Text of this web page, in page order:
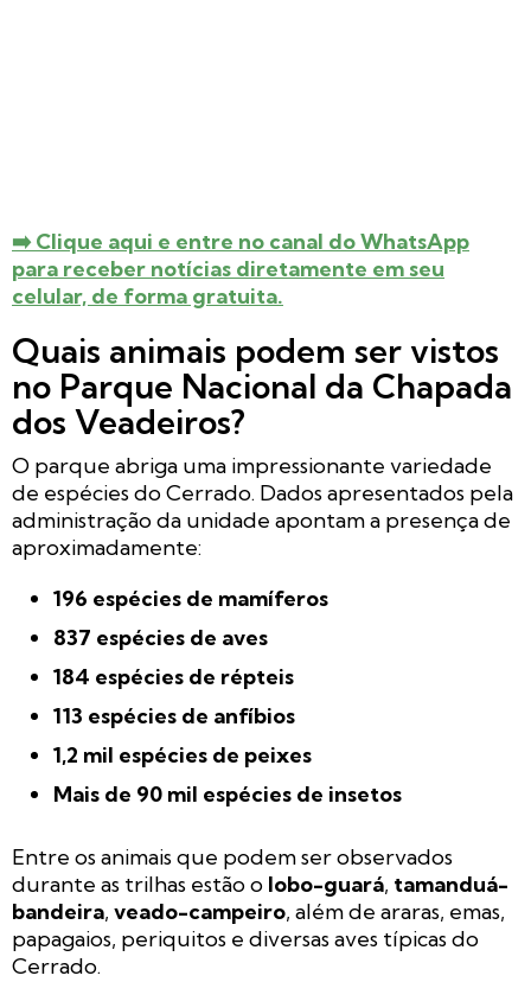
➡️ Clique aqui e entre no canal do WhatsApp
para receber notícias diretamente em seu
celular, de forma gratuita.
Quais animais podem ser vistos
no Parque Nacional da Chapada
dos Veadeiros?
O parque abriga uma impressionante variedade
de espécies do Cerrado. Dados apresentados pela
administração da unidade apontam a presença de
aproximadamente:
196 espécies de mamíferos
837 espécies de aves
184 espécies de répteis
113 espécies de anfíbios
1,2 mil espécies de peixes
Mais de 90 mil espécies de insetos
Entre os animais que podem ser observados
durante as trilhas estão o lobo-guará, tamanduá-
bandeira, veado-campeiro, além de araras, emas,
papagaios, periquitos e diversas aves típicas do
Cerrado.